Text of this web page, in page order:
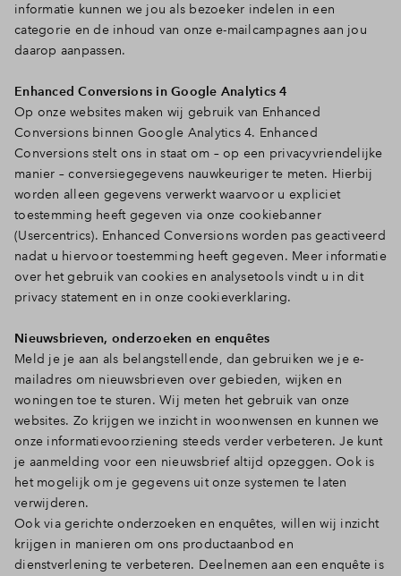
informatie kunnen we jou als bezoeker indelen in een
categorie en de inhoud van onze e-mailcampagnes aan jou
daarop aanpassen.
Enhanced Conversions in Google Analytics 4
Op onze websites maken wij gebruik van Enhanced
Conversions binnen Google Analytics 4. Enhanced
Conversions stelt ons in staat om – op een privacyvriendelijke
manier – conversiegegevens nauwkeuriger te meten. Hierbij
worden alleen gegevens verwerkt waarvoor u expliciet
toestemming heeft gegeven via onze cookiebanner
(Usercentrics). Enhanced Conversions worden pas geactiveerd
nadat u hiervoor toestemming heeft gegeven. Meer informatie
over het gebruik van cookies en analysetools vindt u in dit
privacy statement en in onze cookieverklaring.
Nieuwsbrieven, onderzoeken en enquêtes
Meld je je aan als belangstellende, dan gebruiken we je e-
mailadres om nieuwsbrieven over gebieden, wijken en
woningen toe te sturen. Wij meten het gebruik van onze
websites. Zo krijgen we inzicht in woonwensen en kunnen we
onze informatievoorziening steeds verder verbeteren. Je kunt
je aanmelding voor een nieuwsbrief altijd opzeggen. Ook is
het mogelijk om je gegevens uit onze systemen te laten
verwijderen.
Ook via gerichte onderzoeken en enquêtes, willen wij inzicht
krijgen in manieren om ons productaanbod en
dienstverlening te verbeteren. Deelnemen aan een enquête is